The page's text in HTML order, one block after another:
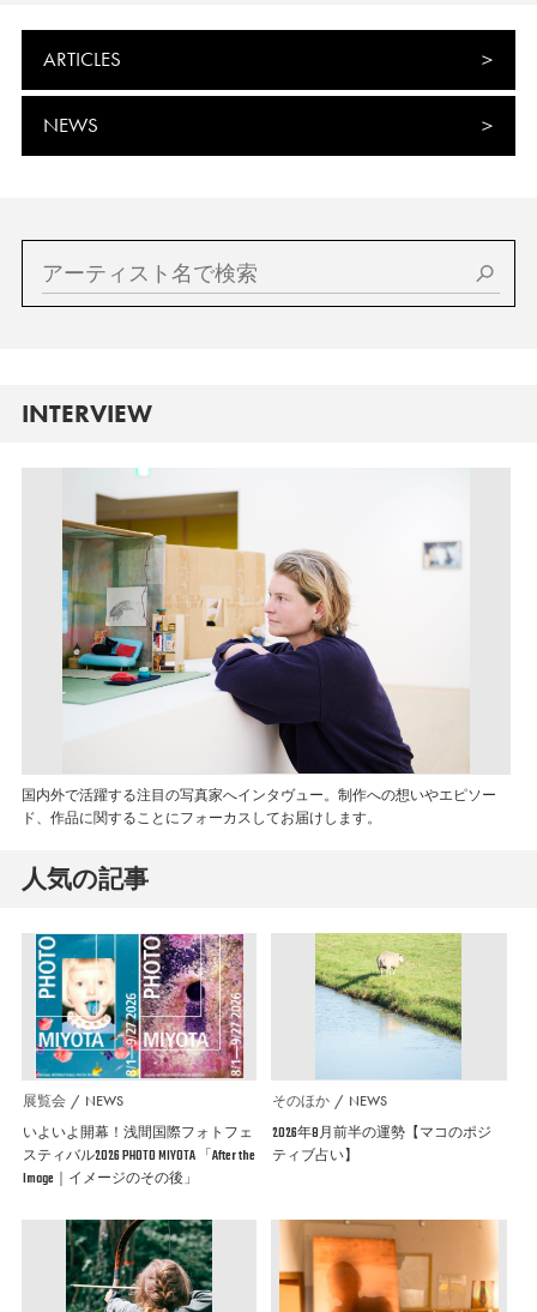
ARTICLES
NEWS
INTERVIEW
国内外で活躍する注目の写真家へインタヴュー。制作への想いやエピソー
ド、作品に関することにフォーカスしてお届けします。
人気の記事
展覧会 NEWS
いよいよ開幕！浅間国際フォトフェ
スティバル2026 PHOTO MIYOTA 「After the
Image｜イメージのその後」
そのほか NEWS
2026年8月前半の運勢【マコのポジ
ティブ占い】